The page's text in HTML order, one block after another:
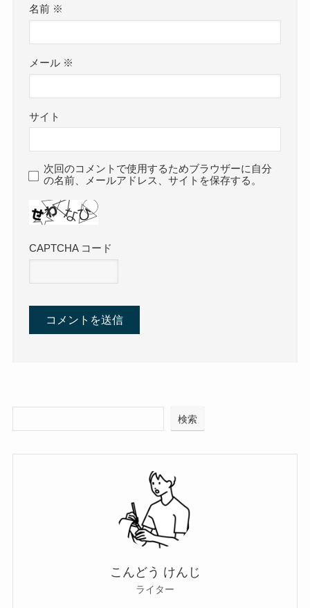
名前 ※
メール ※
サイト
次回のコメントで使用するためブラウザーに自分
の名前、メールアドレス、サイトを保存する。
CAPTCHA コード
検索
こんどう けんじ
ライター